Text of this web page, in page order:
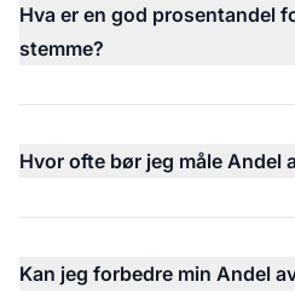
Hva er en god prosentandel
stemme?
Hvor ofte bør jeg måle Andel
Kan jeg forbedre min Andel